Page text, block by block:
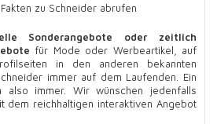
zu Schneider abrufen
Sonderangebote oder zeitlich
für Mode oder Werbeartikel, auf
in den anderen bekannten
immer auf dem Laufenden. Ein
also immer. Wir wünschen jedenfalls
dem reichhaltigen interaktiven Angebot